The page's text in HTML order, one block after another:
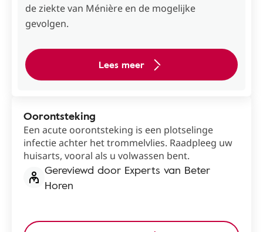
de ziekte van Ménière en de mogelijke
gevolgen.
Lees meer
Oorontsteking
Een acute oorontsteking is een plotselinge
infectie achter het trommelvlies. Raadpleeg uw
huisarts, vooral als u volwassen bent.
Gereviewd door Experts van Beter
Horen